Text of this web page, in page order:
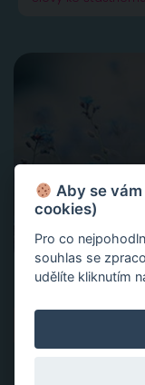
Vyhledávání
Aby se
cookies)
Pro co
souhlas se
udělíte kliknutím